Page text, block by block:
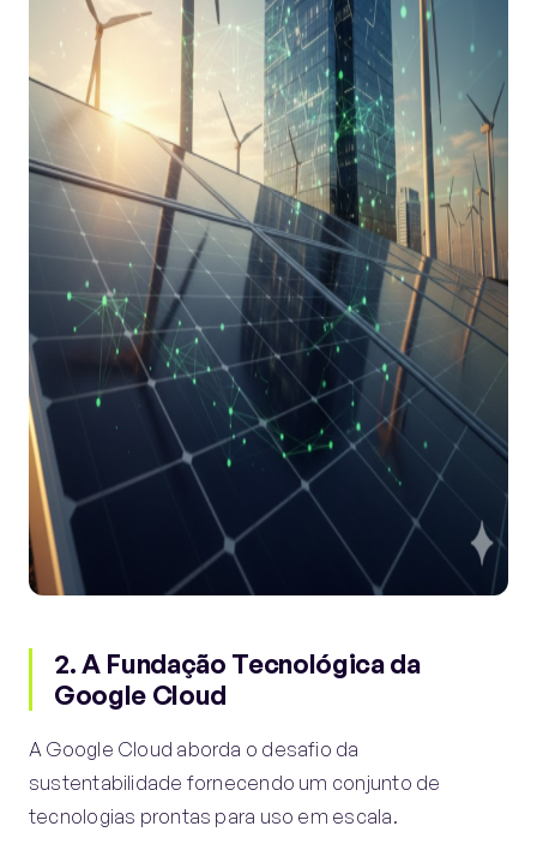
2. A Fundação Tecnológica da
Google Cloud
A Google Cloud aborda o desafio da
sustentabilidade fornecendo um conjunto de
tecnologias prontas para uso em escala.